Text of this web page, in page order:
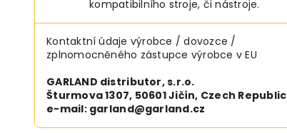
kompatibilního stroje, či nástroje.
Kontaktní údaje výrobce / dovozce /
zplnomocněného zástupce výrobce v EU
GARLAND distributor, s.r.o.
Šturmova 1307, 50601 Jičín, Czech Republic
e-mail: garland@garland.cz